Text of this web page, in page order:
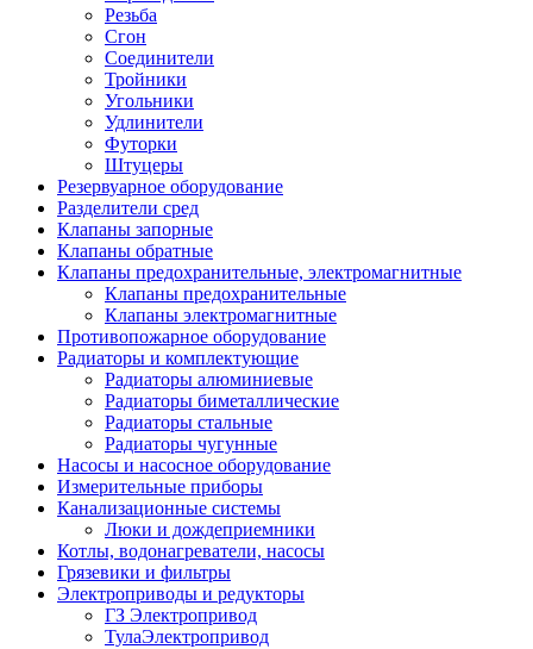
Резьба
Сгон
Соединители
Тройники
Угольники
Удлинители
Футорки
Штуцеры
Резервуарное оборудование
Разделители сред
Клапаны запорные
Клапаны обратные
Клапаны предохранительные, электромагнитные
Клапаны предохранительные
Клапаны электромагнитные
Противопожарное оборудование
Радиаторы и комплектующие
Радиаторы алюминиевые
Радиаторы биметаллические
Радиаторы стальные
Радиаторы чугунные
Насосы и насосное оборудование
Измерительные приборы
Канализационные системы
Люки и дождеприемники
Котлы, водонагреватели, насосы
Грязевики и фильтры
Электроприводы и редукторы
ГЗ Электропривод
ТулаЭлектропривод